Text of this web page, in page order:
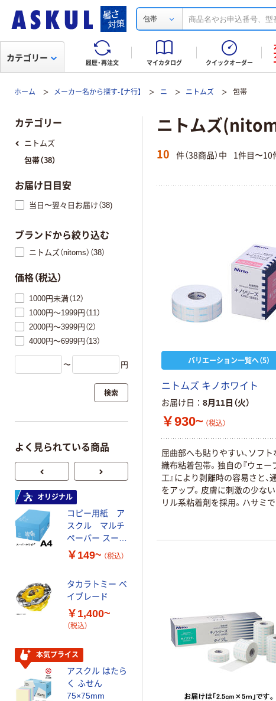
包帯
履歴・再注文 マイカタログ クイックオーダー
カテゴリー
ホーム メーカー名から探す-【ナ行】 ニ ニトムズ 包帯
ニトムズ
10 件（38商品）中 1件目〜10
バリエーション一覧へ（5）
ニトムズ キノホワイト
お届け日 8月11日（火）
￥930~ （税込）
屈曲部へも貼りやすい、ソフト
織布粘着包帯。独自の『ウェー
工』により剥離時の容易さと、
をアップ。皮膚に刺激の少な
リル系粘着剤を採用。ハサミで
カテゴリー
ニトムズ
包帯（38）
お届け日目安
当日〜翌々日お届け（38)
ブランドから絞り込む
ニトムズ（nitoms）（38）
価格（税込）
1000円未満（12）
1000円～1999円（11）
2000円～3999円（2）
4000円～6999円（13）
〜 円
検索
よく見られている商品
オリジナル
コピー用紙 ア
スクル マルチ
ペーパー スーパ
ーホワイト+
￥149~ （税込）
タカラトミー ベ
イブレード
￥1,400~
（税込）
本気プライス
アスクル はたら
く ふせん
75×75mm
オリジナル
透明 高密度タイ
形 アルカリ乾
電池 北欧パッ
ケージ アスク
ルオリジナル
￥140~ （税込）
ティッシュペー